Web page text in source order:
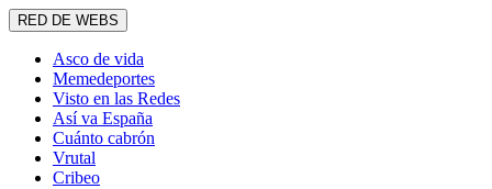
RED DE WEBS
Asco de vida
Memedeportes
Visto en las Redes
Así va España
Cuánto cabrón
Vrutal
Cribeo